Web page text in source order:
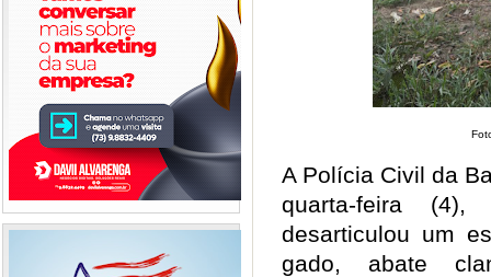
A Polícia Civil da
quarta-feira
desarticulou um
gado, abate